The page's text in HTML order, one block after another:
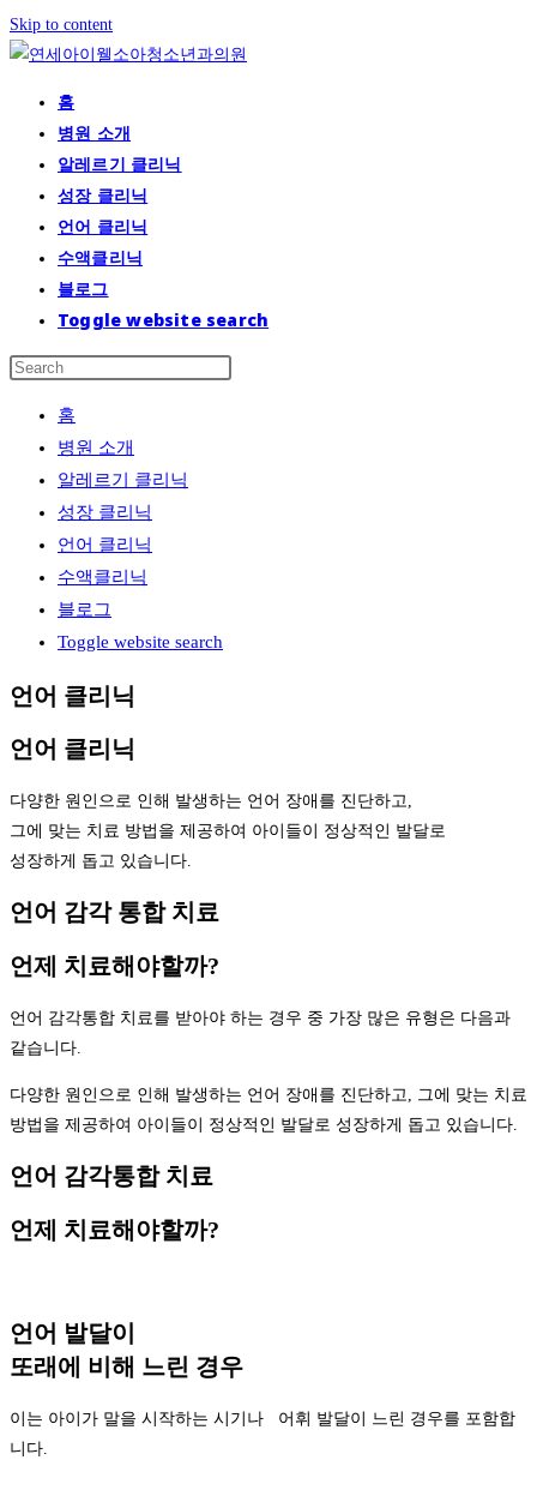
Skip to content
홈
병원 소개
알레르기 클리닉
성장 클리닉
언어 클리닉
수액클리닉
블로그
Toggle website search
홈
병원 소개
알레르기 클리닉
성장 클리닉
언어 클리닉
수액클리닉
블로그
Toggle website search
언어 클리닉
언어 클리닉
다양한 원인으로 인해 발생하는 언어 장애를 진단하고,
그에 맞는 치료 방법을 제공하여 아이들이 정상적인 발달로
성장하게 돕고 있습니다.
언어 감각 통합 치료
언제 치료해야할까?
언어 감각통합 치료를 받아야 하는 경우 중 가장 많은 유형은 다음과
같습니다.
다양한 원인으로 인해 발생하는 언어 장애를 진단하고, 그에 맞는 치료
방법을 제공하여 아이들이 정상적인 발달로 성장하게 돕고 있습니다.
언어 감각통합 치료
언제 치료해야할까?
언어 발달이
또래에 비해 느린 경우
이는 아이가 말을 시작하는 시기나 어휘 발달이 느린 경우를 포함합
니다.